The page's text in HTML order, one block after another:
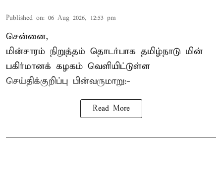
Published on: 06 Aug 2026, 12:53 pm
சென்னை,
மின்சாரம் நிறுத்தம் தொடர்பாக தமிழ்நாடு மின்
பகிர்மானக் கழகம் வெளியிட்டுள்ள
செய்திக்குறிப்பு பின்வருமாறு:-
Read More